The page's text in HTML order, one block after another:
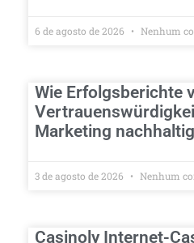
6 de agosto de 2026 Nenhum
Wie Erfolgsberichte
Marketing
3 de agosto de 2026 Nenhum
Casinoly Internet-